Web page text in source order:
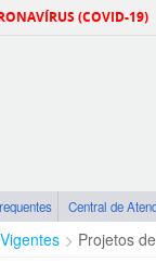
(COVID-19)
Central de
Projetos